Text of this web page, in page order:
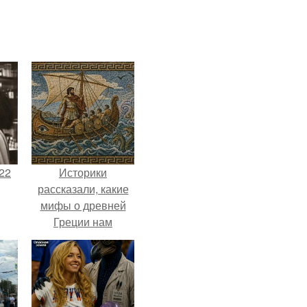
Историки
рассказали, какие
мифы о древней
Греции нам
навязало кино.